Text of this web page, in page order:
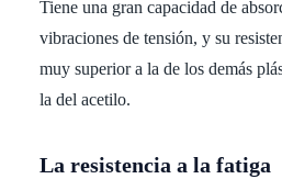
Tiene una gran capacidad de
vibraciones de tensión, y su
muy superior a la de los demás
la del acetilo.
La resistencia a la fatiga